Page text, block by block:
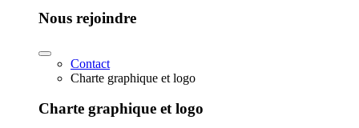
Nous rejoindre
Contact
Charte graphique et logo
Charte graphique et logo